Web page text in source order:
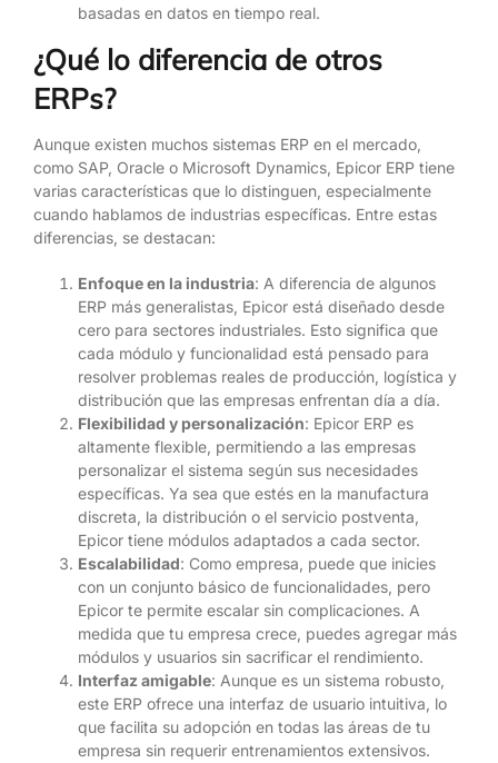
basadas en datos en tiempo real.
¿Qué lo diferencia de otros
ERPs?
Aunque existen muchos sistemas ERP en el mercado,
como SAP, Oracle o Microsoft Dynamics, Epicor ERP tiene
varias características que lo distinguen, especialmente
cuando hablamos de industrias específicas. Entre estas
diferencias, se destacan:
Enfoque en la industria: A diferencia de algunos
ERP más generalistas, Epicor está diseñado desde
cero para sectores industriales. Esto significa que
cada módulo y funcionalidad está pensado para
resolver problemas reales de producción, logística y
distribución que las empresas enfrentan día a día.
Flexibilidad y personalización: Epicor ERP es
altamente flexible, permitiendo a las empresas
personalizar el sistema según sus necesidades
específicas. Ya sea que estés en la manufactura
discreta, la distribución o el servicio postventa,
Epicor tiene módulos adaptados a cada sector.
Escalabilidad: Como empresa, puede que inicies
con un conjunto básico de funcionalidades, pero
Epicor te permite escalar sin complicaciones. A
medida que tu empresa crece, puedes agregar más
módulos y usuarios sin sacrificar el rendimiento.
Interfaz amigable: Aunque es un sistema robusto,
este ERP ofrece una interfaz de usuario intuitiva, lo
que facilita su adopción en todas las áreas de tu
empresa sin requerir entrenamientos extensivos.